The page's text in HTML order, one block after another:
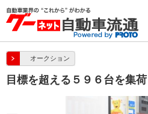
オークション
目標を超える５９６台を集荷